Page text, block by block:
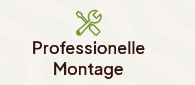
Professionelle
Montage